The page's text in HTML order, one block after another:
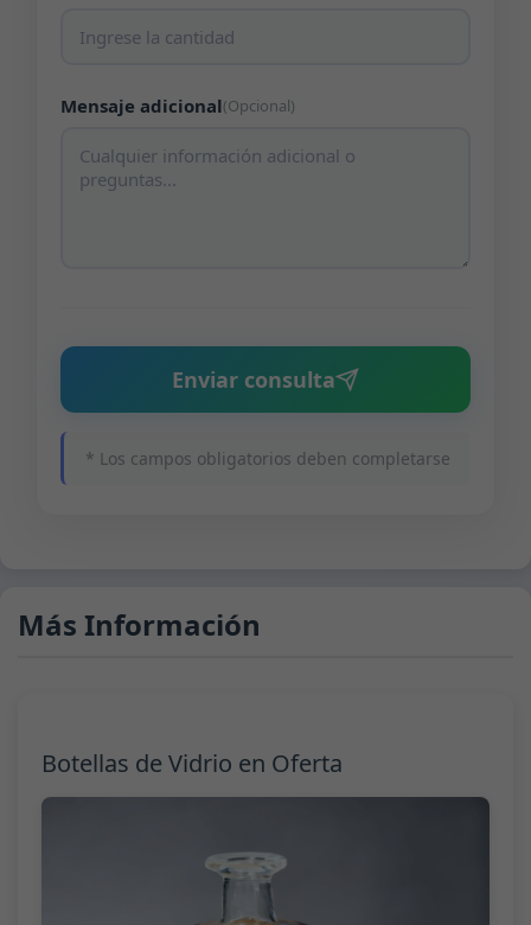
Mensaje adicional(Opcional)
Enviar consulta
* Los campos obligatorios deben completarse
Más Información
Botellas de Vidrio en Oferta